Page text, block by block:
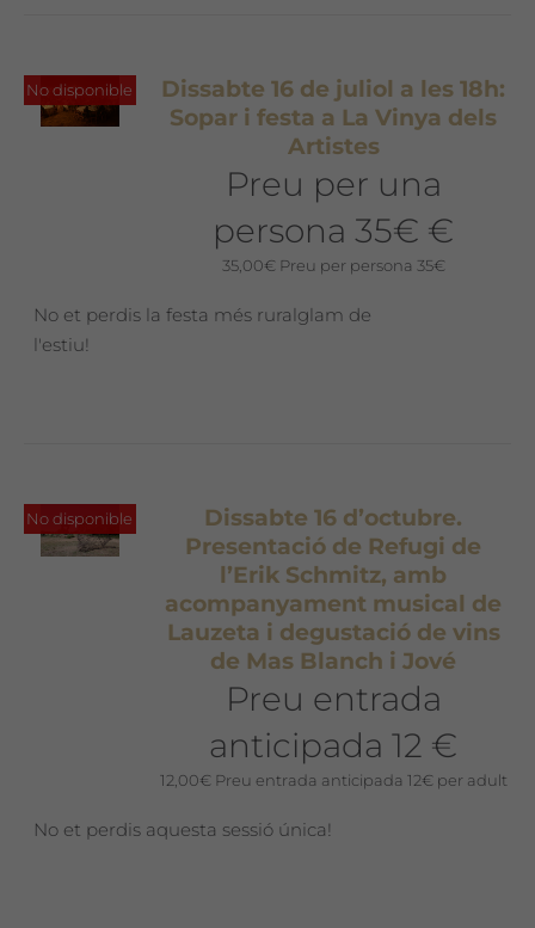
No disponible
Dissabte 16 de juliol a les 18h:
Sopar i festa a La Vinya dels
Artistes
Preu per una
persona 35€ €
35,00€ Preu per persona 35€
No et perdis la festa més ruralglam de
l'estiu!
No disponible
Dissabte 16 d’octubre.
Presentació de Refugi de
l’Erik Schmitz, amb
acompanyament musical de
Lauzeta i degustació de vins
de Mas Blanch i Jové
Preu entrada
anticipada 12 €
12,00€ Preu entrada anticipada 12€ per adult
No et perdis aquesta sessió única!